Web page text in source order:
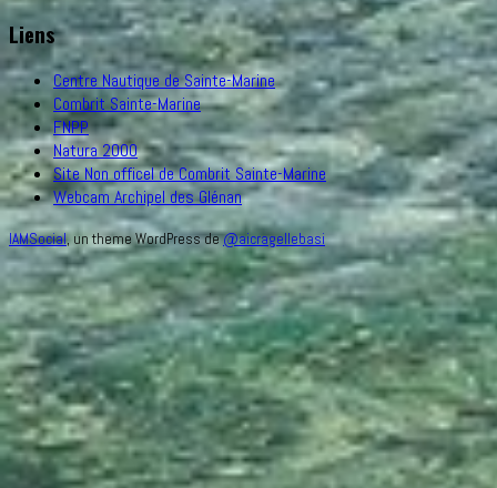
Liens
Centre Nautique de Sainte-Marine
Combrit Sainte-Marine
FNPP
Natura 2000
Site Non officel de Combrit Sainte-Marine
Webcam Archipel des Glénan
IAMSocial, un theme WordPress de@aicragellebasi